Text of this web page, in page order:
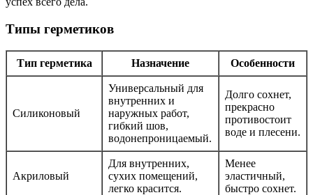
Типы герметиков
Тип герметика Назначение Особенности
Силиконовый
Универсальный для
внутренних и
наружных работ,
гибкий шов,
водонепроницаемый.
Долго сохнет,
прекрасно
противостоит
воде и плесени.
Акриловый
Для внутренних,
сухих помещений,
легко красится.
Менее
эластичный,
быстро сохнет.